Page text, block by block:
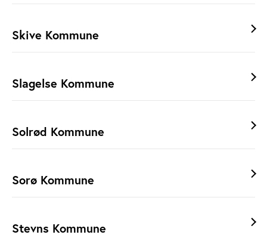
Skive Kommune
Slagelse Kommune
Solrød Kommune
Sorø Kommune
Stevns Kommune